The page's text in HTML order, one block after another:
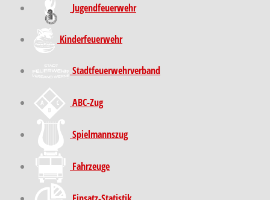
Jugendfeuerwehr
Kinder­feuer­wehr
Stadt­feuer­wehr­verband
ABC-Zug
Spielmannszug
Fahrzeuge